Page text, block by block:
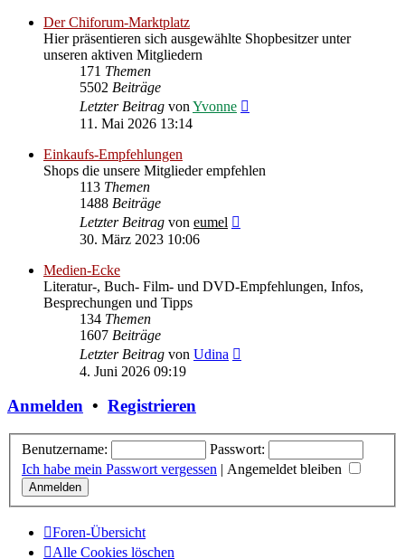
Der Chiforum-Marktplatz
Hier präsentieren sich ausgewählte Shopbesitzer unter
unseren aktiven Mitgliedern
171 Themen
5502 Beiträge
Letzter Beitrag von Yvonne
11. Mai 2026 13:14
Einkaufs-Empfehlungen
Shops die unsere Mitglieder empfehlen
113 Themen
1488 Beiträge
Letzter Beitrag von eumel
30. März 2023 10:06
Medien-Ecke
Literatur-, Buch- Film- und DVD-Empfehlungen, Infos,
Besprechungen und Tipps
134 Themen
1607 Beiträge
Letzter Beitrag von Udina
4. Juni 2026 09:19
Anmelden • Registrieren
Benutzername:
Passwort:
Ich habe mein Passwort vergessen | Angemeldet bleiben
Foren-Übersicht
Alle Cookies löschen